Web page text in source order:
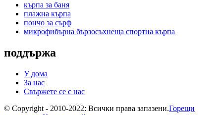
кърпа за баня
плажна кърпа
пончо за сърф
микрофибърна бързосъхнеща спортна кърпа
поддържа
У дома
За нас
Свържете се с нас
© Copyright - 2010-2022: Всички права запазени.Горещи